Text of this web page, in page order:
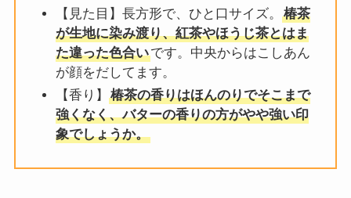
【見た目】長方形で、ひと口サイズ。
椿茶
が生地に染み渡り、紅茶やほうじ茶とはま
た違った色合いです。中央からはこしあん
が顔をだしてます。
【香り】
椿茶の香りはほんのりでそこまで
強くなく、バターの香りの方がやや強い印
象でしょうか。